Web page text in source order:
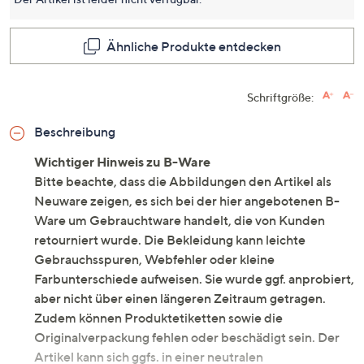
Ähnliche Produkte entdecken
Schriftgröße:
Beschreibung
Wichtiger Hinweis zu B-Ware
Bitte beachte, dass die Abbildungen den Artikel als
Neuware zeigen, es sich bei der hier angebotenen B-
Ware um Gebrauchtware handelt, die von Kunden
retourniert wurde. Die Bekleidung kann leichte
Gebrauchsspuren, Webfehler oder kleine
Farbunterschiede aufweisen. Sie wurde ggf. anprobiert,
aber nicht über einen längeren Zeitraum getragen.
Zudem können Produktetiketten sowie die
Originalverpackung fehlen oder beschädigt sein. Der
Artikel kann sich ggfs. in einer neutralen